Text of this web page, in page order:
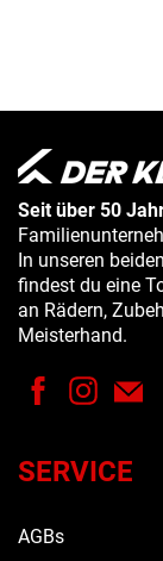
Seit über 50
In unseren
findest du eine
an Rädern,
Meisterhand.
SERVICE
AGBs